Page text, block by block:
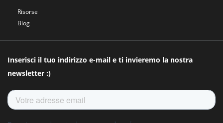
Risorse
Blog
Inserisci il tuo indirizzo e-mail e ti invieremo la nostra
newsletter :)